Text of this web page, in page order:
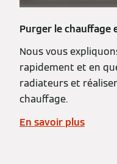
Purger le chauffage
Nous vous
rapidement et en
radiateurs et
chauffage.
En savoir plus